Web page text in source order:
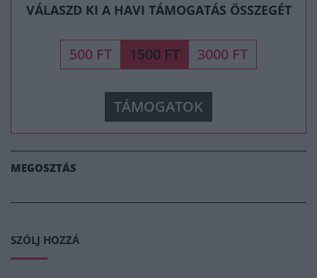
VÁLASZD KI A HAVI TÁMOGATÁS ÖSSZEGÉT
500 FT 1500 FT 3000 FT
TÁMOGATOK
MEGOSZTÁS
SZÓLJ HOZZÁ